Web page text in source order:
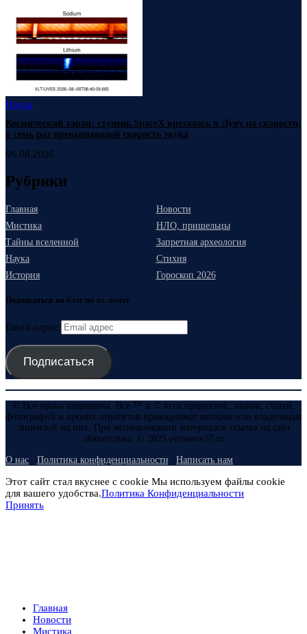
Наука
Космический таран: ступень SpaceX врезалась в Луну на скорости,
в семь раз превышающей скорость звука
06.08.2026
Рубрики
Главная
Новости
Мистика
НЛО, пришельцы
Тайны вселенной
Запретная археология
Наука
Стихия
История
Гороскоп 2026
Подписаться на блог по эл. почте
Email адрес
Подписаться
© Все права защищены. Все ™ и © всех продуктов, знаков, статей,
фотографий и прочих атрибутов принадлежат авторам или владельцам
лицензий на них. При использовании материалов ссылка на сайт
обязательна. © 2025 evmenov37.ru
О нас Политика конфиденциальности Написать нам
Этот сайт стал вкуснее с cookie Мы используем файлы cookie
для вашего удобства.Политика Конфиденциальности
Принять
Главная
Новости
Мистика